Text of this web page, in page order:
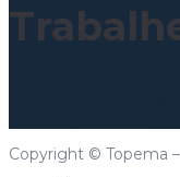
Copyright © Topema